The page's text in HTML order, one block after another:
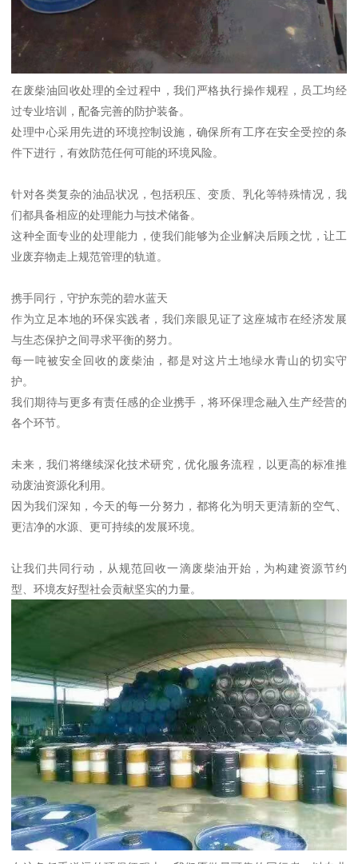
在废柴油回收处理的全过程中，我们严格执行操作规程，员工均经
过专业培训，配备完善的防护装备。
处理中心采用先进的环境控制设施，确保所有工序在安全受控的条
件下进行，有效防范任何可能的环境风险。
针对各类复杂的油品状况，包括积压、变质、乳化等特殊情况，我
们都具备相应的处理能力与技术储备。
这种全面专业的处理能力，使我们能够为企业解决后顾之忧，让工
业废弃物走上规范管理的轨道。
携手同行，守护东莞的碧水蓝天
作为立足本地的环保实践者，我们亲眼见证了这座城市在经济发展
与生态保护之间寻求平衡的努力。
每一吨被安全回收的废柴油，都是对这片土地绿水青山的切实守
护。
我们期待与更多有责任感的企业携手，将环保理念融入生产经营的
各个环节。
未来，我们将继续深化技术研究，优化服务流程，以更高的标准推
动废油资源化利用。
因为我们深知，今天的每一分努力，都将化为明天更清新的空气、
更洁净的水源、更可持续的发展环境。
让我们共同行动，从规范回收一滴废柴油开始，为构建资源节约
型、环境友好型社会贡献坚实的力量。